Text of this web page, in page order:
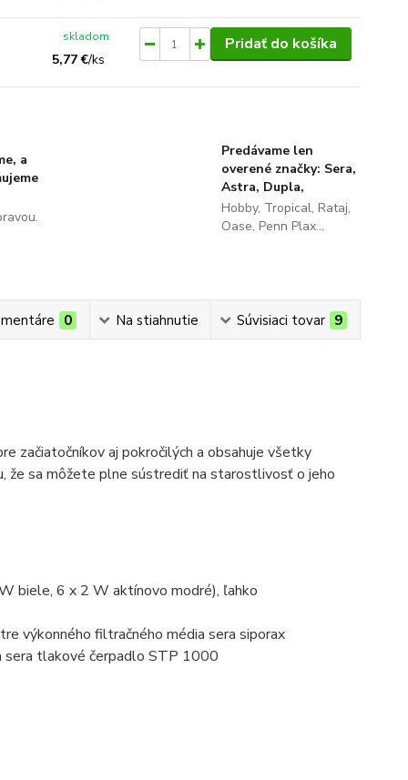
5,77 €/ks
skladom Pridať do košíka
a
Predávame len
overené značky: Sera,
Astra, Dupla,
Hobby, Tropical, Rataj,
Oase, Penn Plax...
0 Na stiahnutie Súvisiaci tovar 9
začiatočníkov aj pokročilých a obsahuje všetky
že sa môžete plne sústrediť na starostlivosť o jeho
biele, 6 x 2 W aktínovo modré), ľahko
výkonného filtračného média sera siporax
sera tlakové čerpadlo STP 1000